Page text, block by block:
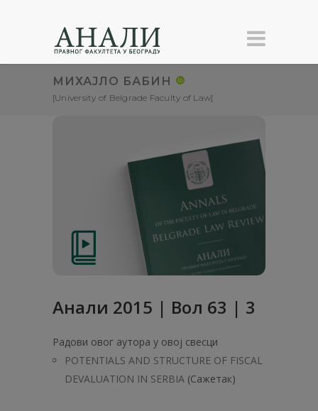
МИХАЈЛО БАБИН
[University of Belgrade Faculty of Law]
Анали 2015 | Вол 63 | 3
Радови овог аутора у овој свесци
POTENTIALS AND STRUCTURE OF FISCAL
DEVALUATION IN SERBIA (Сажетак)